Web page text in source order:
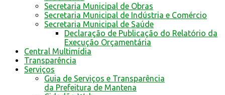
Secretaria Municipal de Obras
Secretaria Municipal de Indústria e Comércio
Secretaria Municipal de Saúde
Declaração de Publicação do Relatório da
Execução Orçamentária
Central Multimídia
Transparência
Serviços
Guia de Serviços e Transparência
da Prefeitura de Mantena